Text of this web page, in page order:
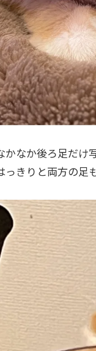
かなか後ろ足だけ
きりと両方の足